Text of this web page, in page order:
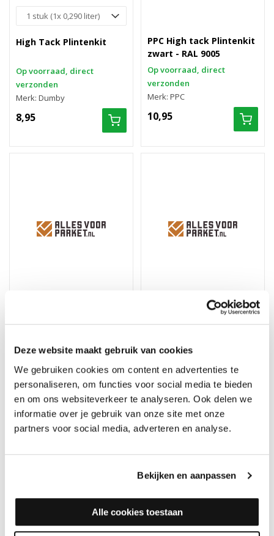
Deze website maakt gebruik van cookies
We gebruiken cookies om content en advertenties te
personaliseren, om functies voor social media te bieden
en om ons websiteverkeer te analyseren. Ook delen we
informatie over je gebruik van onze site met onze
partners voor social media, adverteren en analyse.
Bekijken en aanpassen
Alle cookies toestaan
High Tack Plintenkit
Op voorraad, direct
verzonden
Merk: Dumby
8,95
PPC High tack Plintenkit
zwart - RAL 9005
Op voorraad, direct
verzonden
Merk: PPC
10,95
Blue Dolphin High Tack
Plintenkit
Merk: Blue Dolphin
9,95
Plintenkit 720
Op voorraad, direct
verzonden
Merk: Dumby
9,95